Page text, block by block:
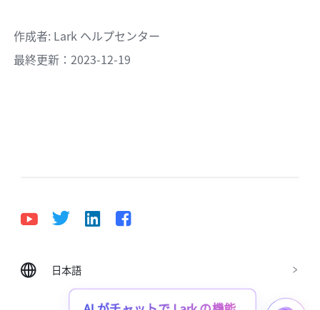
作成者: Lark ヘルプセンター
最終更新：2023-12-19
日本語
Bahasa Indonesia Deutsch English
Español